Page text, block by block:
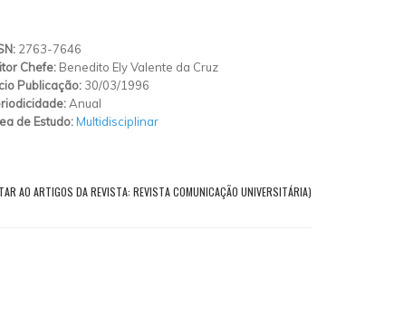
2763-7646
Chefe: Benedito Ely Valente da Cruz
Publicação: 30/03/1996
Anual
de Estudo:Multidisciplinar
AO ARTIGOS DA REVISTA: REVISTA COMUNICAÇÃO UNIVERSITÁRIA)